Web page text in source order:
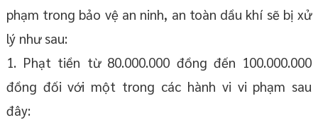
phạm trong bảo vệ an ninh, an toàn dầu khí sẽ bị xử
lý như sau:
1. Phạt tiền từ 80.000.000 đồng đến 100.000.000
đồng đối với một trong các hành vi vi phạm sau
đây: